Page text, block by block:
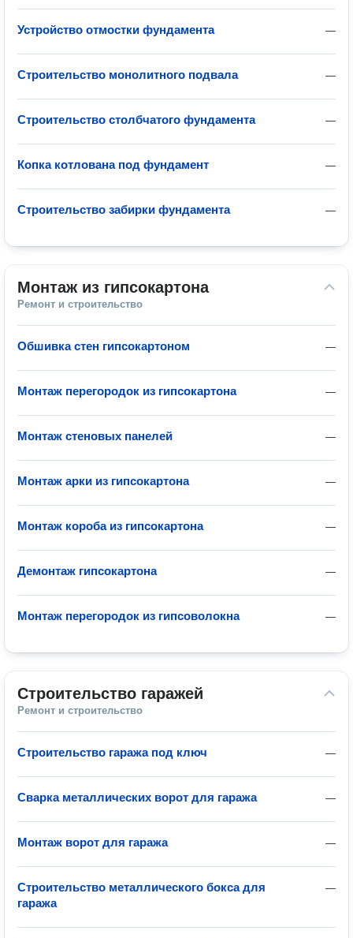
—
Устройство отмостки фундамента
—
Строительство монолитного подвала
—
Строительство столбчатого фундамента
—
Копка котлована под фундамент
—
Строительство забирки фундамента
Монтаж из гипсокартона
Ремонт и строительство
—
Обшивка стен гипсокартоном
—
Монтаж перегородок из гипсокартона
—
Монтаж стеновых панелей
—
Монтаж арки из гипсокартона
—
Монтаж короба из гипсокартона
—
Демонтаж гипсокартона
—
Монтаж перегородок из гипсоволокна
Строительство гаражей
Ремонт и строительство
—
Строительство гаража под ключ
—
Сварка металлических ворот для гаража
—
Монтаж ворот для гаража
—
Строительство металлического бокса для
гаража